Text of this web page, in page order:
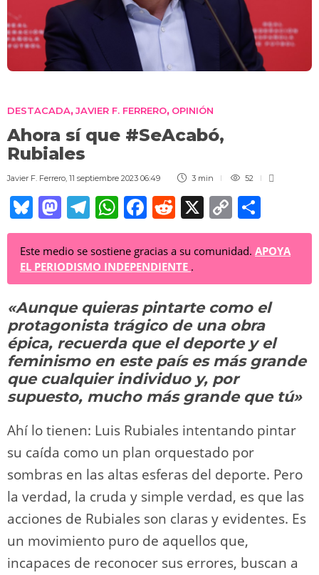
DESTACADA, JAVIER F. FERRERO, OPINIÓN
Ahora sí que #SeAcabó,
Rubiales
Javier F. Ferrero, 11 septiembre 2023 06:49 3 min 52
Bl
u
e
sk
y
M
a
st
o
d
o
n
T
el
e
gr
a
m
W
h
at
s
A
p
p
F
a
c
e
b
o
o
k
R
e
d
di
t
X C
o
p
Li
n
k
o
m
ar
tir
Este medio se sostiene gracias a su comunidad. APOYA
EL PERIODISMO INDEPENDIENTE .
«Aunque quieras pintarte como el
protagonista trágico de una obra
épica, recuerda que el deporte y el
feminismo en este país es más grande
que cualquier individuo y, por
supuesto, mucho más grande que tú»
Ahí lo tienen: Luis Rubiales intentando pintar
su caída como un plan orquestado por
sombras en las altas esferas del deporte. Pero
la verdad, la cruda y simple verdad, es que las
acciones de Rubiales son claras y evidentes. Es
un movimiento puro de aquellos que,
incapaces de reconocer sus errores, buscan a